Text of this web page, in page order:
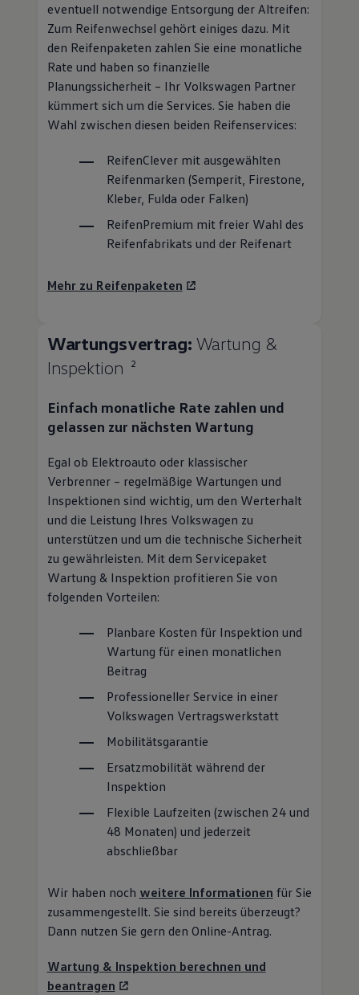
eventuell notwendige Entsorgung der Altreifen:
Zum Reifenwechsel gehört einiges dazu. Mit
den Reifenpaketen zahlen Sie eine monatliche
Rate und haben so finanzielle
Planungssicherheit – Ihr Volkswagen Partner
kümmert sich um die Services. Sie haben die
Wahl zwischen diesen beiden Reifenservices:
ReifenClevermit ausgewählten
Reifenmarken (Semperit, Firestone,
Kleber, Fulda oder Falken)
ReifenPremium mit freier Wahl des
Reifenfabrikats und der Reifenart
Mehr zu Reifenpaketen
Wartungsvertrag: Wartung &
Inspektion
2
Einfach monatliche Rate zahlen und
gelassen zur nächsten Wartung
Egal ob Elektroauto oder klassischer
Verbrenner – regelmäßige Wartungen und
Inspektionen sind wichtig, um den Werterhalt
und die Leistung Ihres Volkswagen zu
unterstützen und um die technische Sicherheit
zu gewährleisten. Mit dem Servicepaket
Wartung & Inspektion profitieren Sie von
folgenden Vorteilen:
Planbare Kosten für Inspektion und
Wartung für einen monatlichen
Beitrag
Professioneller Service in einer
Volkswagen Vertragswerkstatt
Mobilitätsgarantie
Ersatzmobilität während der
Inspektion
Flexible Laufzeiten (zwischen 24 und
48 Monaten) und jederzeit
abschließbar
Wir haben noch weitere Informationen für Sie
zusammengestellt. Sie sind bereits überzeugt?
Dann nutzen Sie gern den Online-Antrag.
Wartung & Inspektion berechnen und
beantragen